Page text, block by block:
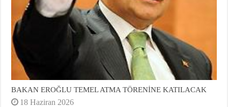
BAKAN EROĞLU TEMEL ATMA TÖRENİNE KATILACAK
18 Haziran 2026